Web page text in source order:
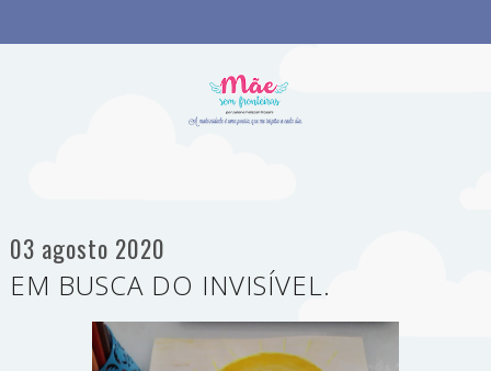
03 agosto 2020
EM BUSCA DO INVISÍVEL.